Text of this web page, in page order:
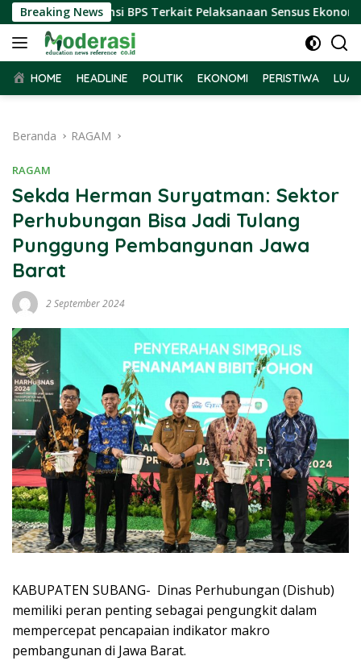
Langsung
ke
konten
Breaking News
Audiensi BPS Terkait Pelaksanaan Sensus Ekonomi 2026
HOME HEADLINE POLITIK EKONOMI PERISTIWA
Beranda RAGAM
RAGAM
Sekda Herman Suryatman: Sektor
Perhubungan Bisa Jadi Tulang
Punggung Pembangunan Jawa
Barat
2 September 2024
KABUPATEN SUBANG- Dinas Perhubungan (Dishub)
memiliki peran penting sebagai pengungkit dalam
mempercepat pencapaian indikator makro
pembangunan di Jawa Barat.